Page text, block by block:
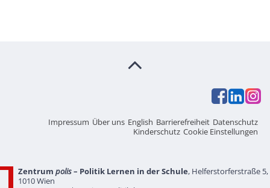
Impressum Über uns English Barrierefreiheit Datenschutz
Kinderschutz Cookie Einstellungen
Zentrum polis– Politik Lernen in der Schule, Helferstorferstraße 5,
1010 Wien